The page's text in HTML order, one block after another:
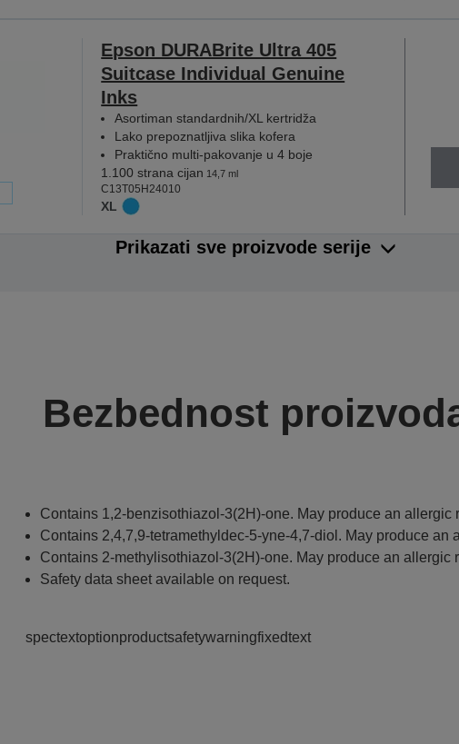
Epson DURABrite Ultra 405
Suitcase Individual Genuine
Inks
Asortiman standardnih/XL kertridža
Lako prepoznatljiva slika kofera
Praktično multi-pakovanje u 4 boje
1.100 strana cijan 14,7 ml
C13T05H24010
XL
Prikazati sve proizvode serije
Bezbednost
Contains 1,2-benzisothiazol-3(2H)-one. May produce an allergic
Contains 2,4,7,9-tetramethyldec-5-yne-4,7-diol. May produce an
Contains 2-methylisothiazol-3(2H)-one. May produce an allergic
Safety data sheet available on request.
spectextoptionproductsafetywarningfixedtext